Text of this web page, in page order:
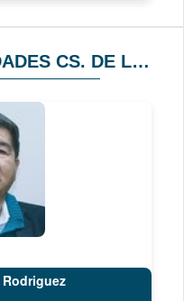
FACULTAD DE HUMANIDADES CS. DE LA EDUCACIÓN